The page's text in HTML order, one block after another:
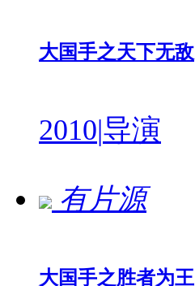
大国手之天下无敌
2010|导演
有片源
大国手之胜者为王